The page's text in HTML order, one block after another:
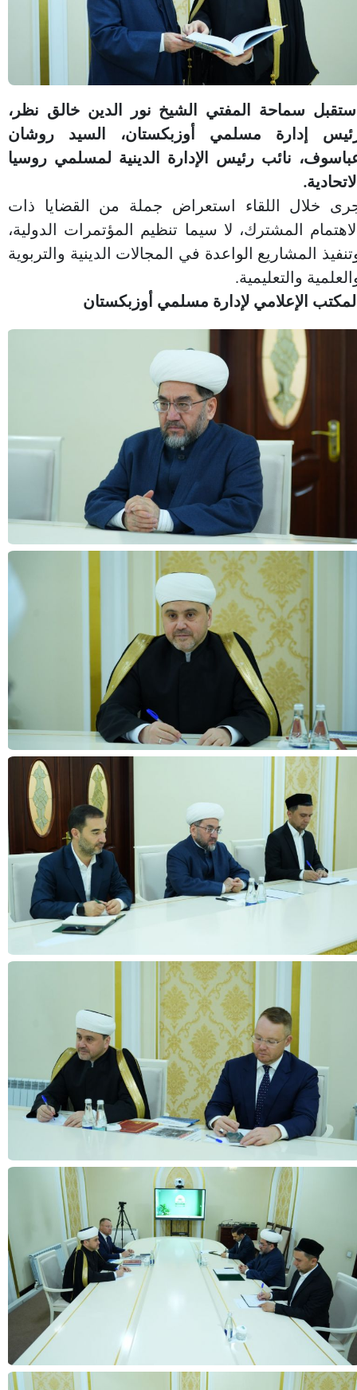
سماحة المفتي الشيخ نور الدين خالق نظر،
إدارة مسلمي أوزبكستان، السيد روشان
نائب رئيس الإدارة الدينية لمسلمي روسيا
خلال اللقاء استعراض جملة من القضايا ذات
المشترك، لا سيما تنظيم المؤتمرات الدولية،
المشاريع الواعدة في المجالات الدينية والتربوية
والتعليمية.
الإعلامي لإدارة مسلمي أوزبكستان